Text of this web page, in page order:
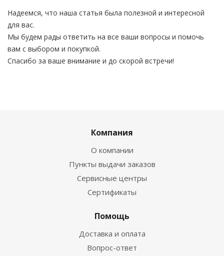
Надеемся, что наша статья была полезной и интересной
для вас.
Мы будем рады ответить на все ваши вопросы и помочь
вам с выбором и покупкой.
Спасибо за ваше внимание и до скорой встречи!
Компания
О компании
Пункты выдачи заказов
Сервисные центры
Сертификаты
Помощь
Доставка и оплата
Вопрос-ответ